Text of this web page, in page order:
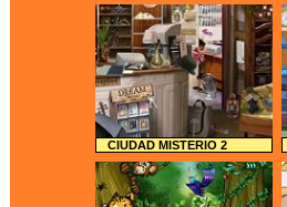
CIUDAD MISTERIO 2